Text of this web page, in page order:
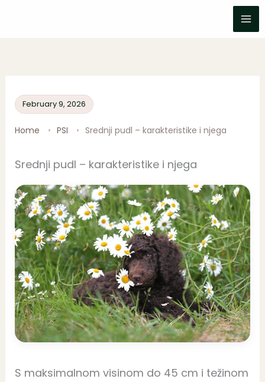
February 9, 2026
Home PSI Srednji pudl – karakteristike i njega
Srednji pudl – karakteristike i njega
S maksimalnom visinom do 45 cm i težinom